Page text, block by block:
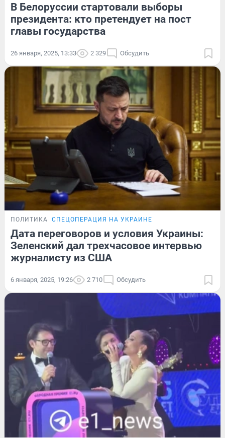
В Белоруссии стартовали выборы
президента: кто претендует на пост
главы государства
26 января, 2025, 13:33 2 329 Обсудить
ПОЛИТИКА СПЕЦОПЕРАЦИЯ НА УКРАИНЕ
Дата переговоров и условия Украины:
Зеленский дал трехчасовое интервью
журналисту из США
6 января, 2025, 19:26 2 710 Обсудить